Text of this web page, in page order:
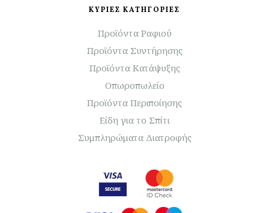
ΚΥΡΙΕΣ ΚΑΤΗΓΟΡΙΕΣ
Προϊόντα Ραφιού
Προϊόντα Συντήρησης
Προϊόντα Κατάψυξης
Οπωροπωλείο
Προϊόντα Περιποίησης
Είδη για το Σπίτι
Συμπληρώματα Διατροφής